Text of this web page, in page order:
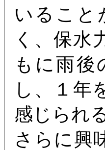
いること
く、保水
もに雨後
し、１年
感じられる
さらに興